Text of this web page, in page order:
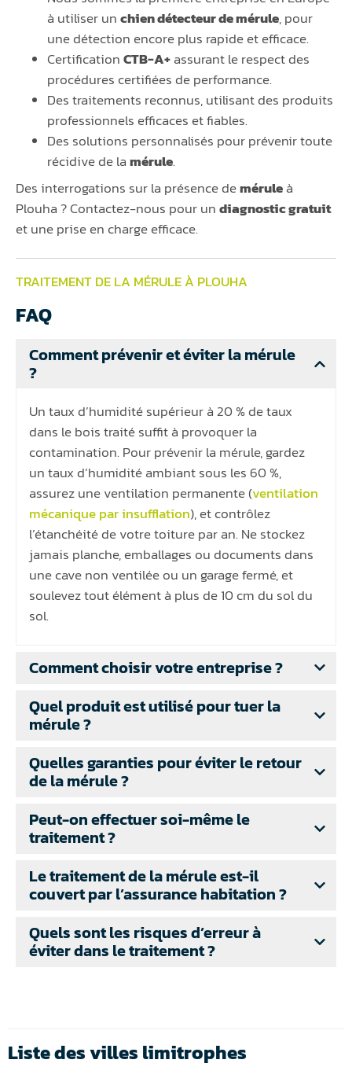
à utiliser unchien détecteur de mérule, pour
une détection encore plus rapide et efficace.
CertificationCTB-A+assurant le respect des
procédures certifiées de performance.
Des traitements reconnus, utilisant des produits
professionnels efficaces et fiables.
Des solutions personnalisés pour prévenir toute
récidive de lamérule.
Des interrogations sur la présence deméruleà
Plouha ? Contactez-nous pour undiagnostic gratuit
et une prise en charge efficace.
TRAITEMENT DE LA MÉRULE À PLOUHA
FAQ
Comment prévenir et éviter la mérule
?
Un taux d’humidité supérieur à 20 % de taux
dans le bois traité suffit à provoquer la
contamination. Pour prévenir la mérule, gardez
un taux d’humidité ambiant sous les 60 %,
assurez une ventilation permanente (ventilation
mécanique par insufflation), et contrôlez
l’étanchéité de votre toiture par an. Ne stockez
jamais planche, emballages ou documents dans
une cave non ventilée ou un garage fermé, et
soulevez tout élément à plus de 10 cm du sol du
sol.
Comment choisir votre entreprise ?
Quel produit est utilisé pour tuer la
mérule ?
Quelles garanties pour éviter le retour
de la mérule ?
Peut-on effectuer soi-même le
traitement ?
Le traitement de la mérule est-il
couvert par l’assurance habitation ?
Quels sont les risques d’erreur à
éviter dans le traitement ?
Liste des villes limitrophes